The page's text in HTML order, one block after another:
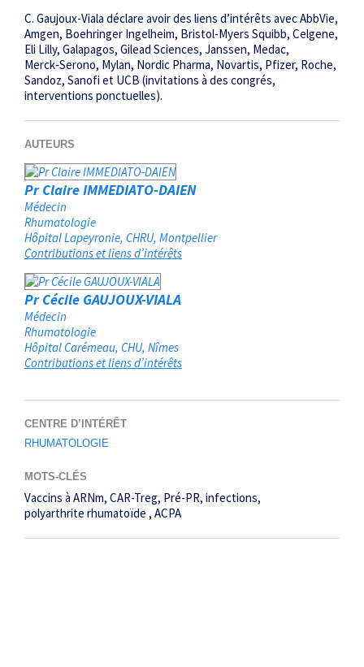
C. Gaujoux-Viala déclare avoir des liens d’intérêts avec AbbVie,
Amgen, Boehringer Ingelheim, Bristol-Myers Squibb, Celgene,
Eli Lilly, Galapagos, Gilead Sciences, Janssen, Medac,
Merck‑Serono, Mylan, Nordic Pharma, Novartis, Pfizer, Roche,
Sandoz, Sanofi et UCB (invitations à des congrés,
interventions ponctuelles).
AUTEURS
Pr Claire IMMEDIATO-DAIEN
Médecin
Rhumatologie
Hôpital Lapeyronie, CHRU Montpellier
Contributions et liens d’intérêts
Pr Cécile GAUJOUX-VIALA
Médecin
Rhumatologie
Hôpital Carémeau, CHU Nîmes
Contributions et liens d’intérêts
CENTRE D’INTÉRÊT
RHUMATOLOGIE
MOTS-CLÉS
Vaccins à ARNm CAR-Treg Pré-PR infections
polyarthrite rhumatoïde ACPA